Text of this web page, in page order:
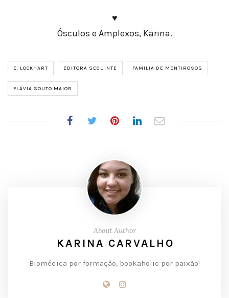
Avaliação:
3
5.
♥
Ósculos e Amplexos, Karina.
E. LOCKHART EDITORA SEGUINTE FAMILIA DE MENTIROSOS
FLÁVIA SOUTO MAIOR
About Author
KARINA CARVALHO
Biomédica por formação, bookaholic por paixão!